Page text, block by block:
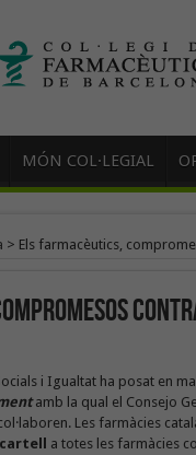
MÓN COL·LEGIAL
> Els farmacèutics,
i Igualtat ha posat en
amb la qual el Consejo
Les farmàcies
cartell
a totes les farmàcies